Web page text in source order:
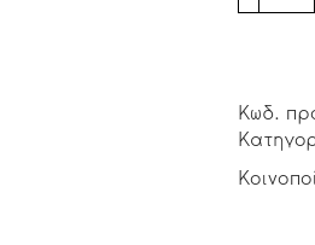
Κωδ.